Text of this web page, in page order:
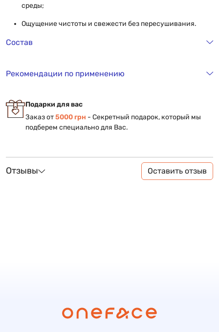
среды;
Ощущение чистоты и свежести без пересушивания.
Состав
Рекомендации по применению
Подарки для вас
Заказ от5000 грн - Секретный подарок, который мы
подберем специально для Вас.
Отзывы Оставить отзыв